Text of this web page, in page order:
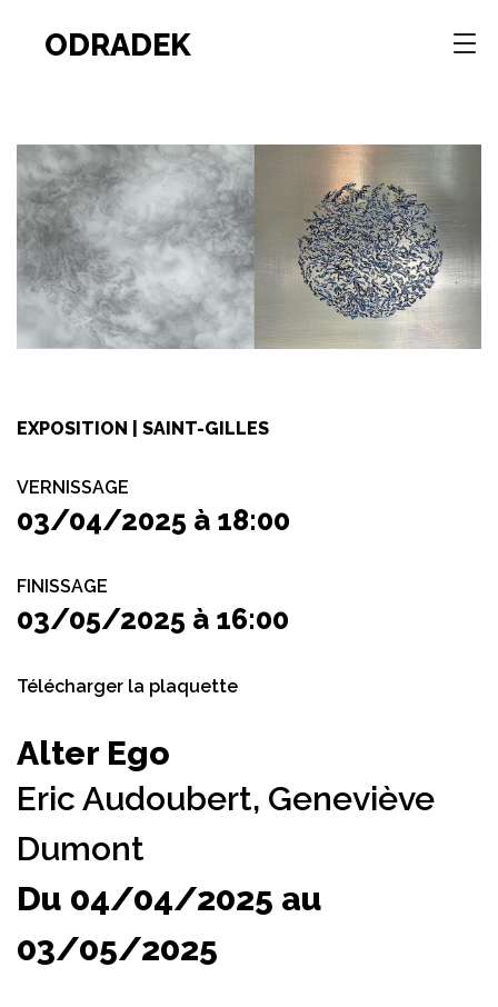
ODRADEK
EXPOSITION | SAINT-GILLES
VERNISSAGE
03/04/2025 à 18:00
FINISSAGE
03/05/2025 à 16:00
Télécharger la plaquette
Alter Ego
Eric Audoubert, Geneviève
Dumont
Du 04/04/2025 au
03/05/2025